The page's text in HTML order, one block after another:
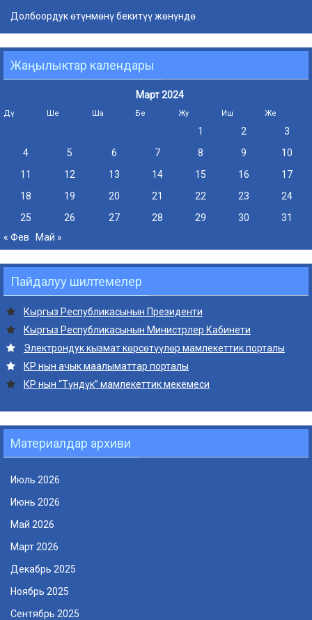
Долбоордук өтүнмөнү бекитүү жөнүндө
Жаңылыктар календары
Март 2024
Дү Ше Ша Бе Жу Иш Же
1 2
3
4
5 6 7 8 9
10
11
12 13 14 15 16
17
18
19 20 21 22 23
24
25
26 27 28 29 30
31
« Фев
Май »
Пайдалуу шилтемелер
Кыргыз Республикасынын Президенти
Кыргыз Республикасынын Министрлер Кабинети
Электрондук кызмат көрсөтүүлөр мамлекеттик порталы
КР нын ачык маалыматтар порталы
КР нын “Түндүк” мамлекеттик мекемеси
Материалдар архиви
Июль 2026
Июнь 2026
Май 2026
Март 2026
Декабрь 2025
Ноябрь 2025
Сентябрь 2025